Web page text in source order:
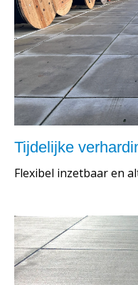
Tijdelijke
Flexibel inzetbaar en